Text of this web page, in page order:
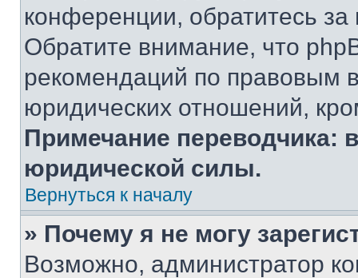
конференции, обратитесь
Обратите внимание, что
рекомендаций по правовым
юридических отношений,
Примечание переводчика:
юридической силы.
Вернуться к началу
» Почему я не могу
Возможно, администратор